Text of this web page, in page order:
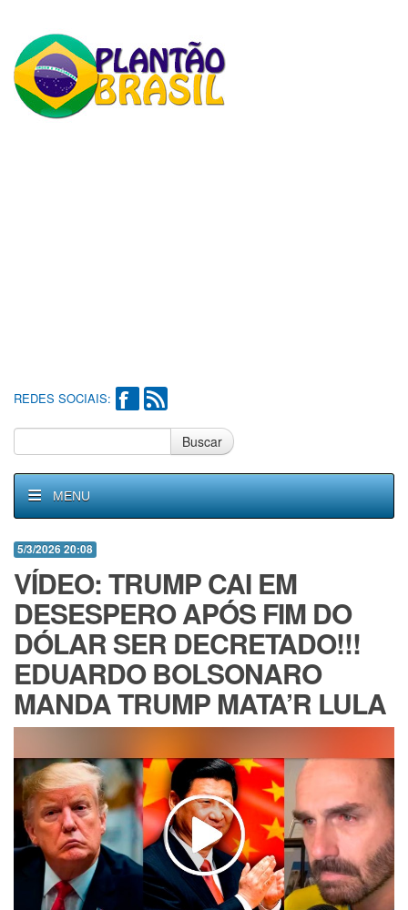
REDES SOCIAIS:
Buscar
MENU
5/3/2026 20:08
VÍDEO: TRUMP CAI EM
DESESPERO APÓS FIM DO
DÓLAR SER DECRETADO!!!
EDUARDO BOLSONARO
MANDA TRUMP MATA’R LULA